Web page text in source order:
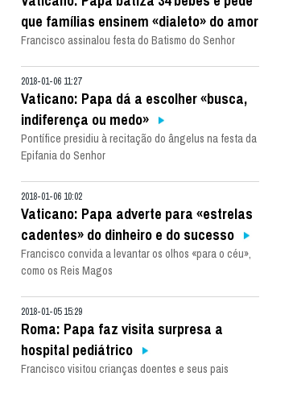
que famílias ensinem «dialeto» do amor
Francisco assinalou festa do Batismo do Senhor
2018-01-06 11:27
Vaticano: Papa dá a escolher «busca,
indiferença ou medo»
Pontífice presidiu à recitação do ângelus na festa da
Epifania do Senhor
2018-01-06 10:02
Vaticano: Papa adverte para «estrelas
cadentes» do dinheiro e do sucesso
Francisco convida a levantar os olhos «para o céu»,
como os Reis Magos
2018-01-05 15:29
Roma: Papa faz visita surpresa a
hospital pediátrico
Francisco visitou crianças doentes e seus pais